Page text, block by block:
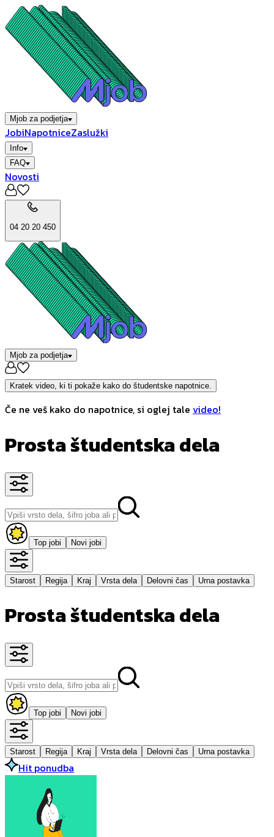
Mjob za podjetja
JobiNapotniceZaslužki
Info
FAQ
Novosti
04 20 20 450
Mjob za podjetja
Kratek video, ki ti pokaže kako do študentske napotnice.
Če ne veš kako do napotnice, si oglej tale video!
Prosta študentska dela
Top jobi Novi jobi
Starost Regija Kraj Vrsta dela Delovni čas Urna postavka
Prosta študentska dela
Top jobi Novi jobi
Starost Regija Kraj Vrsta dela Delovni čas Urna postavka
Hit ponudba